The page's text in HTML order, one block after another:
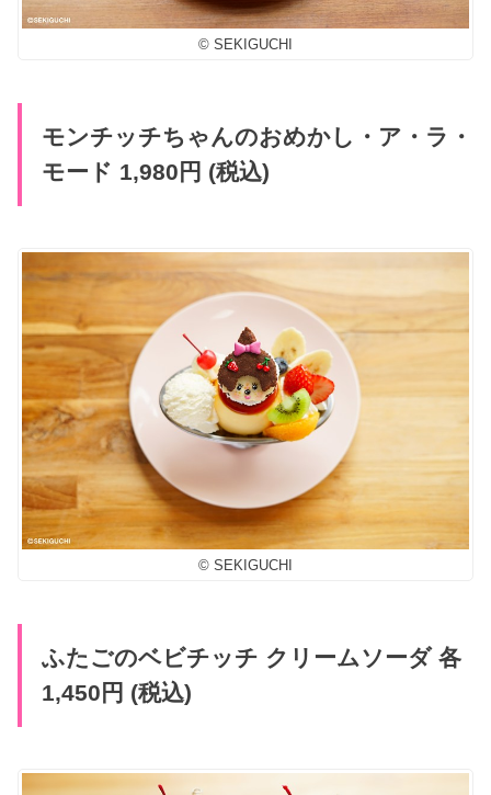
© SEKIGUCHI
モンチッチちゃんのおめかし・ア・ラ・
モード 1,980円 (税込)
© SEKIGUCHI
ふたごのベビチッチ クリームソーダ 各
1,450円 (税込)